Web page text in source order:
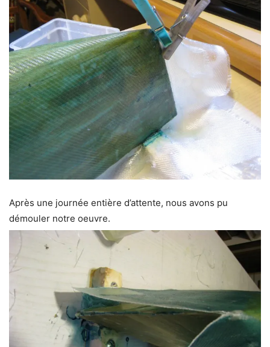
Après une journée entière d’attente, nous avons pu
démouler notre oeuvre.